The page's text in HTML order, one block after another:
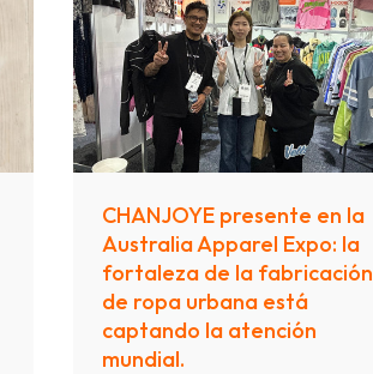
CHANJOYE presente en la
Australia Apparel Expo: la
fortaleza de la fabricación
de ropa urbana está
captando la atención
mundial.